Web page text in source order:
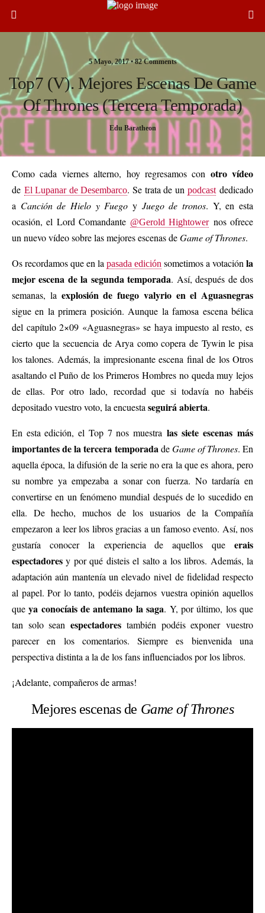
5 Mayo, 2017 •82 Comments
Top7 (V). Mejores Escenas De Game
Of Thrones (tercera Temporada)
Edu Baratheon
Como cada viernes alterno, hoy regresamos con otro vídeo
de El Lupanar de Desembarco. Se trata de unpodcast dedicado
a Canción de Hielo y Fuego y Juego de tronos. Y, en esta
ocasión, el Lord Comandante @Gerold Hightowernos ofrece
un nuevo vídeo sobre las mejores escenas deGame of Thrones.
Os recordamos que en la pasada edición sometimos a votación la
mejor escena de la segunda temporada. Así, después de dos
semanas, la explosión de fuego valyrio en el Aguasnegras
sigue en la primera posición. Aunque la famosa escena bélica
del capítulo 2×09 «Aguasnegras» se haya impuesto al resto, es
cierto que la secuencia de Arya como copera de Tywin le pisa
los talones. Además, la impresionante escena final de los Otros
asaltando el Puño de los Primeros Hombres no queda muy lejos
de ellas. Por otro lado, recordad que si todavía no habéis
depositado vuestro voto, la encuesta seguirá abierta.
En esta edición, el Top 7 nos muestra las siete escenas más
importantes de la tercera temporadadeGame of Thrones. En
aquella época, la difusión de la serie no era la que es ahora, pero
su nombre ya empezaba a sonar con fuerza. No tardaría en
convertirse en un fenómeno mundial después de lo sucedido en
ella. De hecho, muchos de los usuarios de la Compañía
empezaron a leer los libros gracias a un famoso evento. Así, nos
gustaría conocer la experiencia de aquellos que erais
espectadores y por qué disteis el salto a los libros. Además, la
adaptación aún mantenía un elevado nivel de fidelidad respecto
al papel. Por lo tanto, podéis dejarnos vuestra opinión aquellos
queya conocíais de antemano la saga. Y, por último, los que
tan solo sean espectadorestambién podéis exponer vuestro
parecer en los comentarios. Siempre es bienvenida una
perspectiva distinta a la de los fans influenciados por los libros.
¡Adelante, compañeros de armas!
Mejores escenas de Game of Thrones